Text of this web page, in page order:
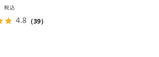
税込
4.8 （39）